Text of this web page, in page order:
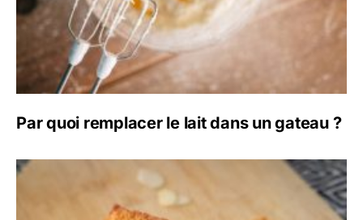
Par quoi remplacer le lait dans un gateau ?